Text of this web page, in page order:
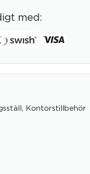
med:
Kontorstillbehör